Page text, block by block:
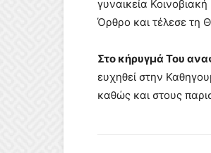
γυναικεία
Όρθρο και τέλεσε τη
Στο κήρυγμά Του
ευχηθεί στην
καθώς και στους